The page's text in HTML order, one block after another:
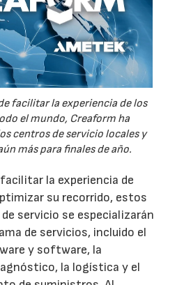
facilitar la experiencia de los
el mundo, Creaform ha
centros de servicio locales y
más para finales de año.
la experiencia de
su recorrido, estos
servicio se especializarán
de servicios, incluido el
y software, la
la logística y el